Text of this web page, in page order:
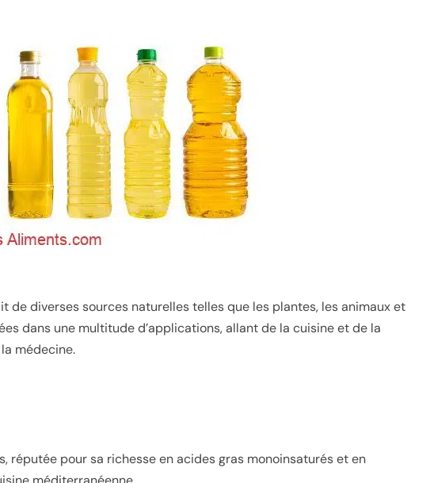
de diverses sources naturelles telles que les plantes, les animaux et
dans une multitude d’applications, allant de la cuisine et de la
médecine.
réputée pour sa richesse en acides gras monoinsaturés et en